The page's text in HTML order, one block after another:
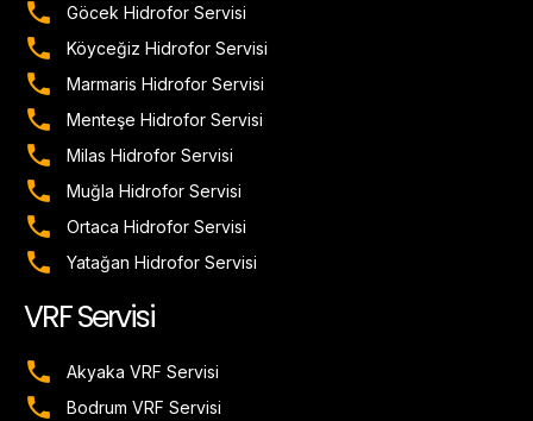
Göcek Hidrofor Servisi
Köyceğiz Hidrofor Servisi
Marmaris Hidrofor Servisi
Menteşe Hidrofor Servisi
Milas Hidrofor Servisi
Muğla Hidrofor Servisi
Ortaca Hidrofor Servisi
Yatağan Hidrofor Servisi
VRF Servisi
Akyaka VRF Servisi
Bodrum VRF Servisi